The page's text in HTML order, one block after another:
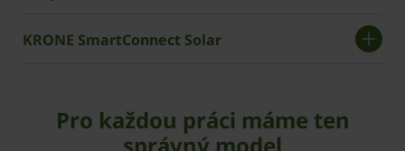
KRONE SmartConnect Solar
Pro každou práci máme ten